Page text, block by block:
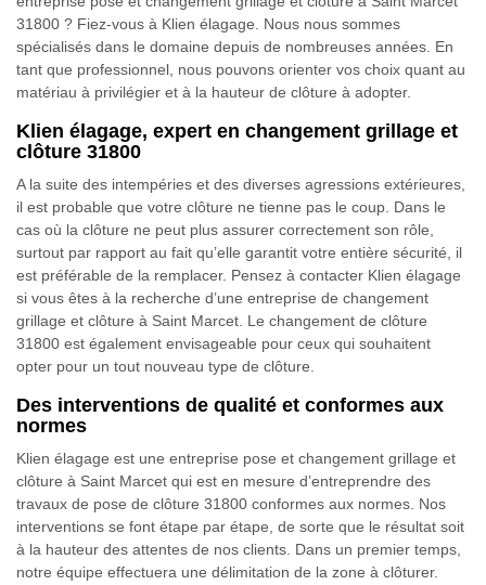
31800 ? Fiez-vous à Klien élagage. Nous nous sommes
spécialisés dans le domaine depuis de nombreuses années. En
tant que professionnel, nous pouvons orienter vos choix quant au
matériau à privilégier et à la hauteur de clôture à adopter.
Klien élagage, expert en changement grillage et
clôture 31800
A la suite des intempéries et des diverses agressions extérieures,
il est probable que votre clôture ne tienne pas le coup. Dans le
cas où la clôture ne peut plus assurer correctement son rôle,
surtout par rapport au fait qu’elle garantit votre entière sécurité, il
est préférable de la remplacer. Pensez à contacter Klien élagage
si vous êtes à la recherche d’une entreprise de changement
grillage et clôture à Saint Marcet. Le changement de clôture
31800 est également envisageable pour ceux qui souhaitent
opter pour un tout nouveau type de clôture.
Des interventions de qualité et conformes aux
normes
Klien élagage est une entreprise pose et changement grillage et
clôture à Saint Marcet qui est en mesure d’entreprendre des
travaux de pose de clôture 31800 conformes aux normes. Nos
interventions se font étape par étape, de sorte que le résultat soit
à la hauteur des attentes de nos clients. Dans un premier temps,
notre équipe effectuera une délimitation de la zone à clôturer.